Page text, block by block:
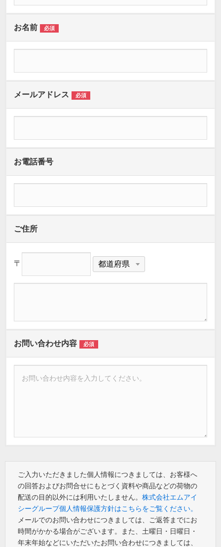
お名前 必須
メールアドレス 必須
お電話番号
ご住所
〒
お問い合わせ内容 必須
ご入力いただきました個人情報につきましては、お客様へ
の回答およびお問合せにもとづく資料や商品などの荷物の
配送の目的以外には利用いたしません。 株式会社エムアイ
シーグループ個人情報保護方針はこちらをご覧ください。
メールでのお問い合わせにつきましては、ご返答までにお
時間がかかる場合がございます。また、土曜日・日曜日・
年末年始などにいただいたお問い合わせにつきましては、